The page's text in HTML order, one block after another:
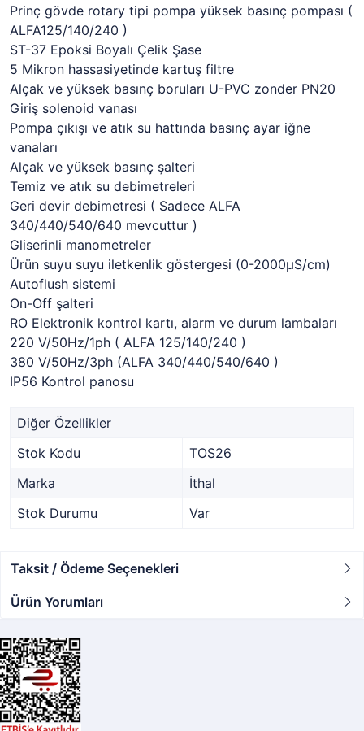
Prinç gövde rotary tipi pompa yüksek basınç pompası (
ALFA125/140/240 )
ST-37 Epoksi Boyalı Çelik Şase
5 Mikron hassasiyetinde kartuş filtre
Alçak ve yüksek basınç boruları U-PVC zonder PN20
Giriş solenoid vanası
Pompa çıkışı ve atık su hattında basınç ayar iğne
vanaları
Alçak ve yüksek basınç şalteri
Temiz ve atık su debimetreleri
Geri devir debimetresi ( Sadece ALFA
340/440/540/640 mevcuttur )
Gliserinli manometreler
Ürün suyu suyu iletkenlik göstergesi (0-2000µS/cm)
Autoflush sistemi
On-Off şalteri
RO Elektronik kontrol kartı, alarm ve durum lambaları
220 V/50Hz/1ph ( ALFA 125/140/240 )
380 V/50Hz/3ph (ALFA 340/440/540/640 )
IP56 Kontrol panosu
Diğer Özellikler
Stok Kodu
TOS26
Marka
İthal
Stok Durumu
Var
Taksit / Ödeme Seçenekleri
Ürün Yorumları